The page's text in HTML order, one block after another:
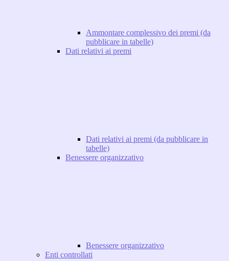
Ammontare complessivo dei premi (da
pubblicare in tabelle)
Dati relativi ai premi
Dati relativi ai premi (da pubblicare in
tabelle)
Benessere organizzativo
Benessere organizzativo
Enti controllati